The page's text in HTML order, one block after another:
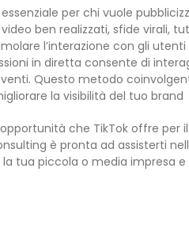
per chi vuole
ben realizzati, sfide virali,
l’interazione con gli utenti
in diretta consente di
Questo metodo
la visibilità del tuo brand
che TikTok offre
è pronta ad assisterti
la tua piccola o media impresa